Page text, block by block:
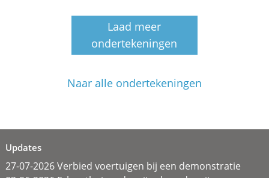
Laad meer
ondertekeningen
Naar alle ondertekeningen
Updates
27-07-2026 Verbied voertuigen bij een demonstratie